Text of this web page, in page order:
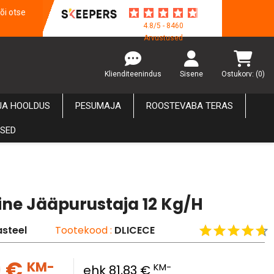
otse
4.8/5 - 8460
Arvustused
Klienditeenindus Sisene Ostukorv: (0)
HOOLDUS PESUMAJA ROOSTEVABA TERAS
Jääpurustaja 12 Kg/h
Tootekood : DLICECE
KM-
ehk 81,83 €KM-